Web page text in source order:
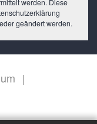
geändert werden.